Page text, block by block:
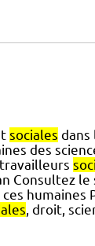
sociales dans
des
Consultez
, droit,